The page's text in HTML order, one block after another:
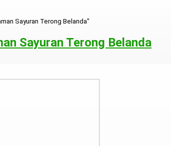
Sayuran Terong Belanda"
Sayuran Terong Belanda